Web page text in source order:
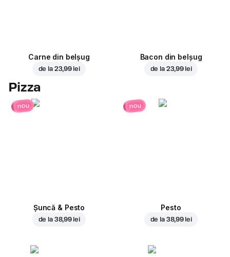
Carne din belșug
de la 23,99 lei
Bacon din belșug
de la 23,99 lei
Pizza
nou
Șuncă & Pesto
de la 38,99 lei
nou
Pesto
de la 38,99 lei